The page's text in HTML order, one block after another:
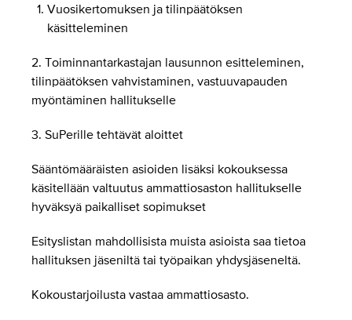
Vuosikertomuksen ja tilinpäätöksen
käsitteleminen
2. Toiminnantarkastajan lausunnon esitteleminen,
tilinpäätöksen vahvistaminen, vastuuvapauden
myöntäminen hallitukselle
3. SuPerille tehtävät aloittet
Sääntömääräisten asioiden lisäksi kokouksessa
käsitellään valtuutus ammattiosaston hallitukselle
hyväksyä paikalliset sopimukset
Esityslistan mahdollisista muista asioista saa tietoa
hallituksen jäseniltä tai työpaikan yhdysjäseneltä.
Kokoustarjoilusta vastaa ammattiosasto.